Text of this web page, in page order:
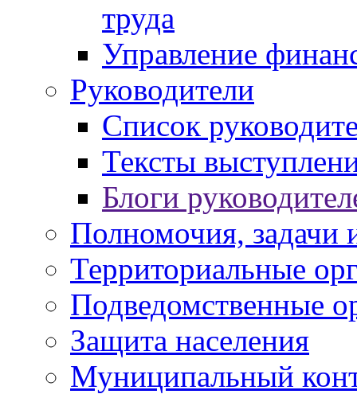
труда
Управление
Руководители
Список
Тексты
Блоги
Полномочия, задачи
Территориальные
Подведомственные
Защита населения
Муниципальный